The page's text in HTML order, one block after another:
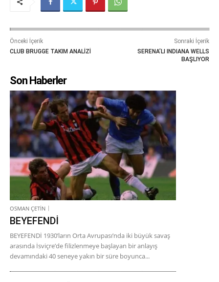
Önceki İçerik
CLUB BRUGGE TAKIM ANALİZİ
Sonraki İçerik
SERENA’LI INDIANA WELLS
BAŞLIYOR
Son Haberler
OSMAN ÇETİN
BEYEFENDİ
BEYEFENDİ 1930’ların Orta Avrupası’nda iki büyük savaş
arasında İsviçre’de filizlenmeye başlayan bir anlayış
devamındaki 40 seneye yakın bir süre boyunca...